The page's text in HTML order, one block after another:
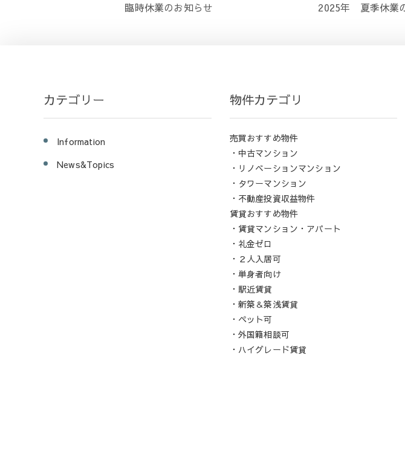
臨時休業のお知らせ 2025年 夏季休業
カテゴリー
Information
News&Topics
物件カテゴリ
売買おすすめ物件
・中古マンション
・リノベーションマンション
・タワーマンション
・不動産投資収益物件
賃貸おすすめ物件
・賃貸マンション・アパート
・礼金ゼロ
・２人入居可
・単身者向け
・駅近賃貸
・新築＆築浅賃貸
・ペット可
・外国籍相談可
・ハイグレード賃貸